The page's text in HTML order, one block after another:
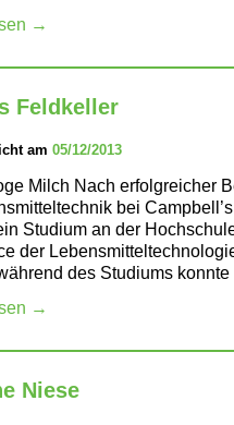
→
Feldkeller
am 05/12/2013
Milch Nach erfolgreicher
bei
Studium an der
der
des Studiums
→
Niese